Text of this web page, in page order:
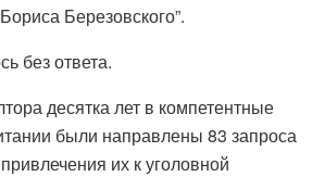
Березовского”.
без ответа.
десятка лет в компетентные
были направлены 83 запроса
их к уголовной